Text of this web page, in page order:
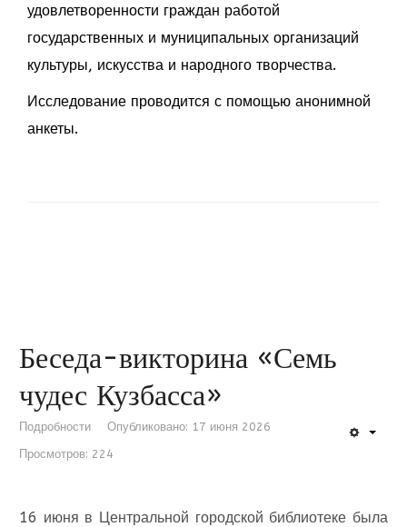
удовлетворенности граждан работой
государственных и муниципальных организаций
культуры, искусства и народного творчества.
Исследование проводится с помощью анонимной
анкеты.
Беседа-викторина «Семь
чудес Кузбасса»
Подробности
Опубликовано: 17 июня 2026
Просмотров: 224
16 июня в Центральной городской библиотеке была